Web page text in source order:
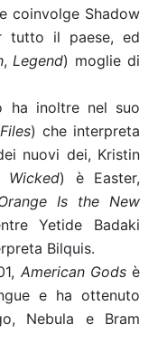
coinvolge Shadow
tutto il paese, ed
, Legend) moglie di
ha inoltre nel suo
) che interpreta
nuovi dei, Kristin
Wicked) è Easter,
Is the New
Yetide Badaki
Bilquis.
American Godsè
e ha ottenuto
Nebula e Bram